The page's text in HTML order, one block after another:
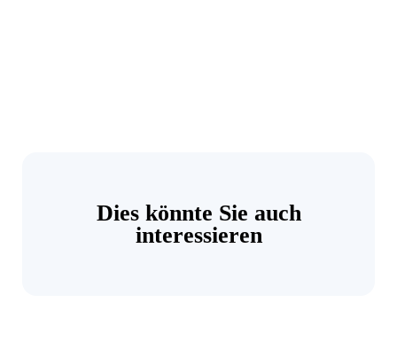
Dies könnte Sie auch
interessieren